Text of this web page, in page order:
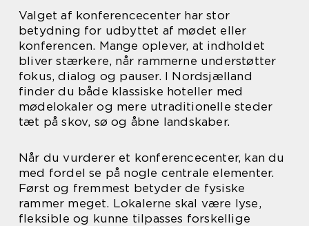
Valget af konferencecenter har stor
betydning for udbyttet af mødet eller
konferencen. Mange oplever, at indholdet
bliver stærkere, når rammerne understøtter
fokus, dialog og pauser. I Nordsjælland
finder du både klassiske hoteller med
mødelokaler og mere utraditionelle steder
tæt på skov, sø og åbne landskaber.
Når du vurderer et konferencecenter, kan du
med fordel se på nogle centrale elementer.
Først og fremmest betyder de fysiske
rammer meget. Lokalerne skal være lyse,
fleksible og kunne tilpasses forskellige